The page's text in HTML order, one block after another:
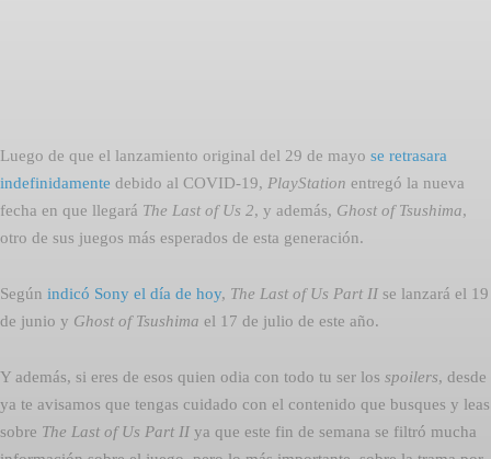
Luego de que el lanzamiento original del 29 de mayo se retrasara
indefinidamente debido al COVID-19, PlayStation entregó la nueva
fecha en que llegará  The Last of Us 2, y además, Ghost of Tsushima,
otro de sus juegos más esperados de esta generación.
Según indicó Sony el día de hoy,  The Last of Us Part II se lanzará el 19
de junio y  Ghost of Tsushima  el 17 de julio de este año.
Y además, si eres de esos quien odia con todo tu ser los spoilers, desde
ya te avisamos que tengas cuidado con el contenido que busques y leas
sobre  The Last of Us Part II ya que este fin de semana se filtró mucha